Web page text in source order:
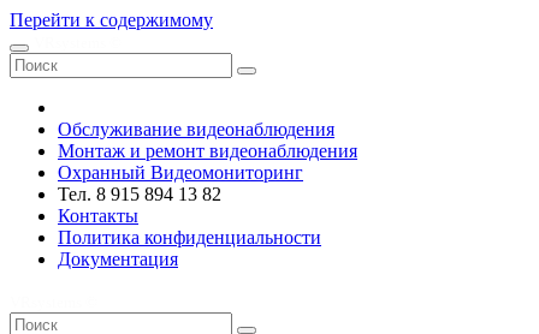
Перейти к содержимому
Обслуживание видеонаблюдения
Монтаж и ремонт видеонаблюдения
Охранный Видеомониторинг
Тел. 8 915 894 13 82
Контакты
Политика конфиденциальности
Документация